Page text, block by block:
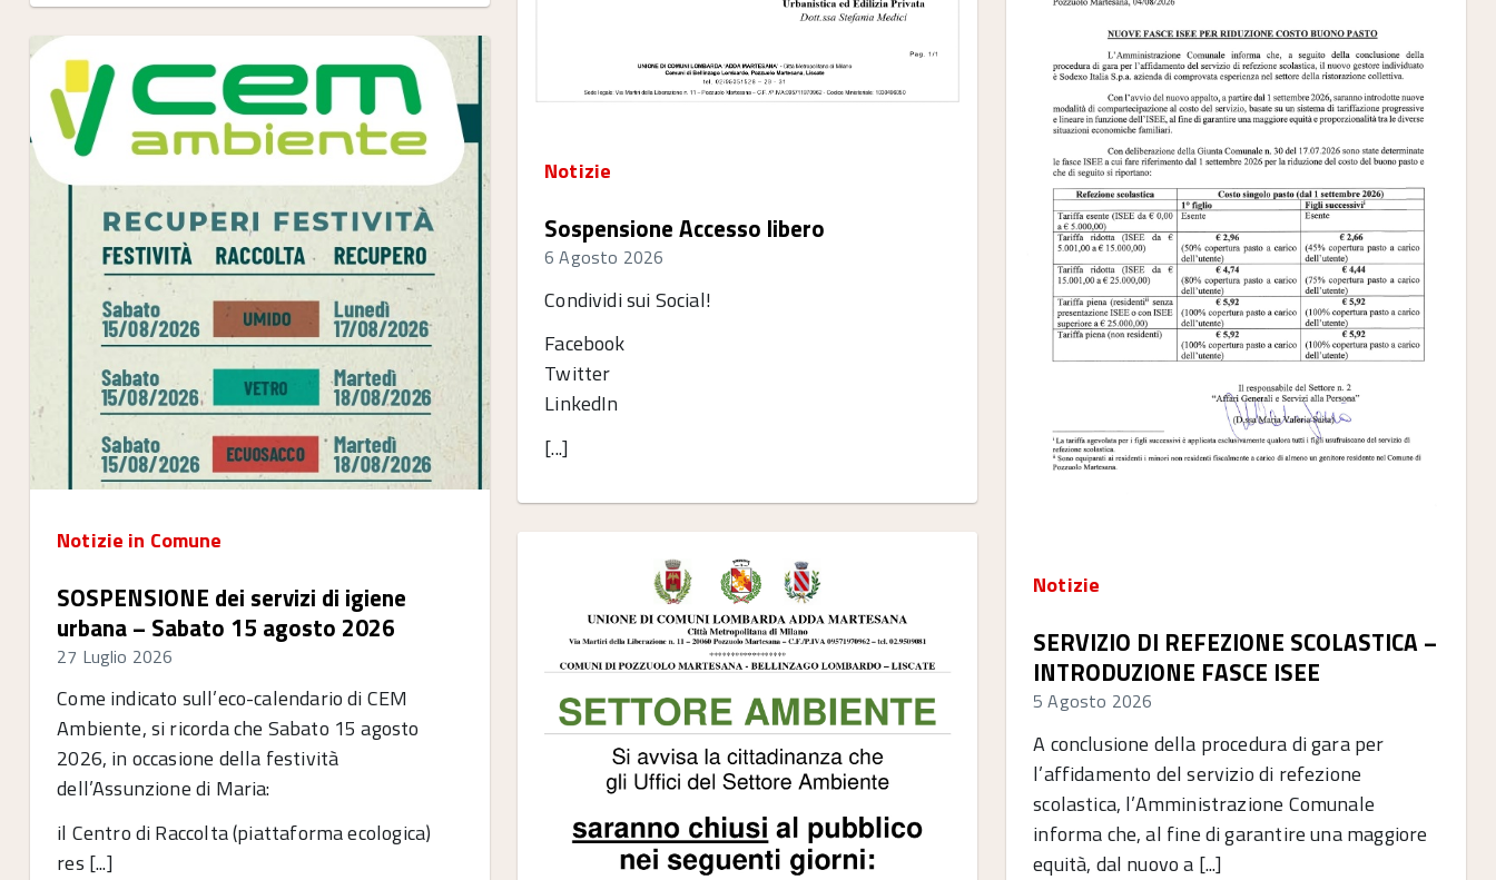
Notizie
Sospensione Accesso libero
6 Agosto 2026
Condividi sui Social!
Facebook
Twitter
LinkedIn
[...]
Notizie
SERVIZIO DI REFEZIONE SCOLASTICA –
INTRODUZIONE FASCE ISEE
5 Agosto 2026
A conclusione della procedura di gara per
l’affidamento del servizio di refezione
scolastica, l’Amministrazione Comunale
informa che, al fine di garantire una maggiore
equità, dal nuovo a [...]
Notizie in Comune
SOSPENSIONE dei servizi di igiene
urbana – Sabato 15 agosto 2026
27 Luglio 2026
Come indicato sull’eco-calendario di CEM
Ambiente, si ricorda che Sabato 15 agosto
2026, in occasione della festività
dell’Assunzione di Maria:
il Centro di Raccolta (piattaforma ecologica)
res [...]